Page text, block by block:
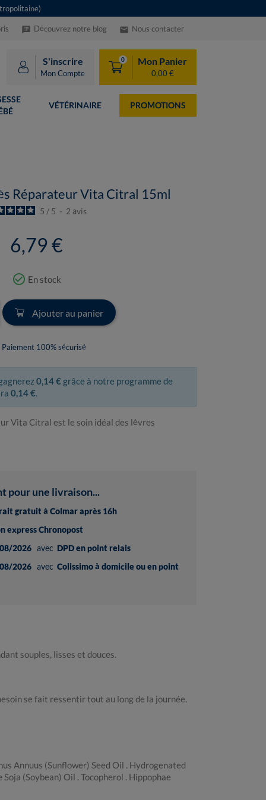
speaker_notes Découvrez notre blog email Nous contacter
S'inscrire
Mon Compte
0 Mon Panier
0,00 €
VÉTÉRINAIRE PROMOTIONS
Réparateur Vita Citral 15ml
5 / 5 - 2 avis
6,79 €
check_circle_outline En stock
Ajouter au panier
Paiement 100% sécurisé
0,14 € grâce à notre programme de
0,14 €.
Vita Citral est le soin idéal des lèvres
pour une livraison...
gratuit à Colmar après 16h
express Chronopost
2026 avec DPD en point relais
2026 avec Colissimo à domicile ou en point
souples, lisses et douces.
se fait ressentir tout au long de la journée.
Annuus (Sunflower) Seed Oil . Hydrogenated
(Soybean) Oil . Tocopherol . Hippophae